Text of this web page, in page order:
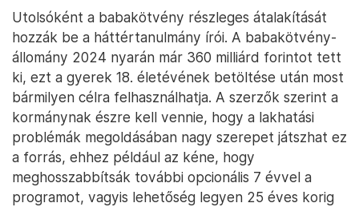
Utolsóként a babakötvény részleges átalakítását
hozzák be a háttértanulmány írói. A babakötvény-
állomány 2024 nyarán már 360 milliárd forintot tett
ki, ezt a gyerek 18. életévének betöltése után most
bármilyen célra felhasználhatja. A szerzők szerint a
kormánynak észre kell vennie, hogy a lakhatási
problémák megoldásában nagy szerepet játszhat ez
a forrás, ehhez például az kéne, hogy
meghosszabbítsák további opcionális 7 évvel a
programot, vagyis lehetőség legyen 25 éves korig